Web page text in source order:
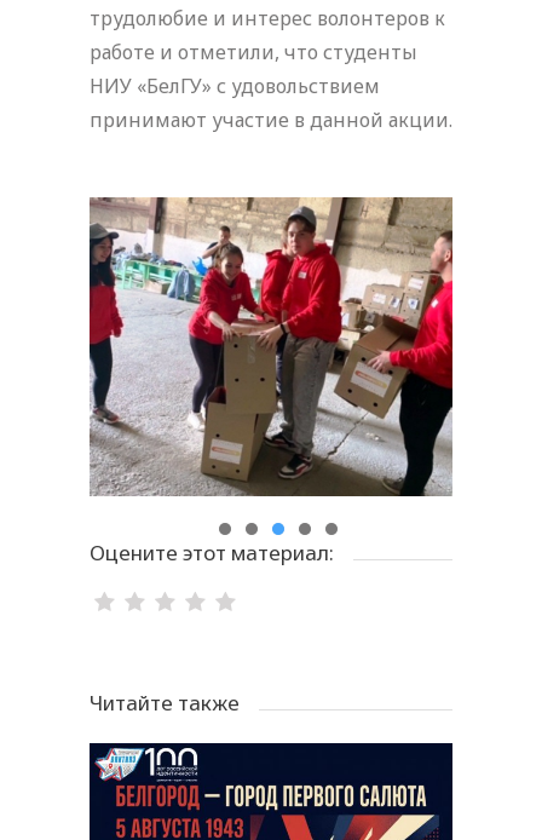
трудолюбие и интерес волонтеров к
работе и отметили, что студенты
НИУ «БелГУ» с удовольствием
принимают участие в данной акции.
Оцените этот материал:
Читайте также